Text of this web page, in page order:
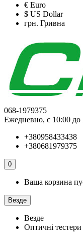
€ Euro
$ US Dollar
грн. Гривна
068-1979375
Ежедневно, с 10:00 до
+380958433438
+380681979375
0
Ваша корзина
Везде
Везде
Оптичні